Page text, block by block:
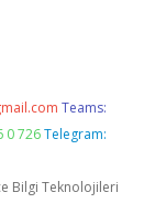
Teams:
0 726 Telegram:
Bilgi Teknolojileri